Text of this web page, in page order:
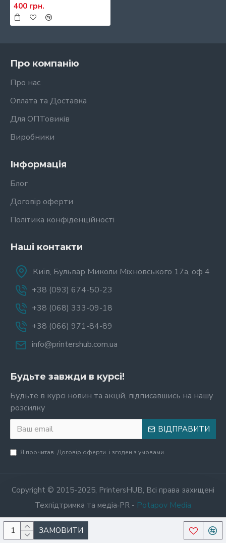
ЗАМОВИТИ
400 грн.
Про компанію
Про нас
Оплата та Доставка
Для ОПТовиків
Виробники
Інформація
Блог
Договір оферти
Політика конфіденційності
Наші контакти
Київ, Бульвар Миколи Міхновського 17а, оф 4
+38 (093) 674-50-23
+38 (068) 333-09-18
+38 (066) 971-84-89
info@printershub.com.ua
Будьте завжди в курсі!
Будьте в курсі новин та акцій, підписавшись на нашу
розсилку
ВІДПРАВИТИ
Я прочитав Договір оферти і згоден з умовами
Copyright © 2015-2025, PrintersHUB, Всі права захищені
Техпідтримка та медіа‑PR - Potapov Media